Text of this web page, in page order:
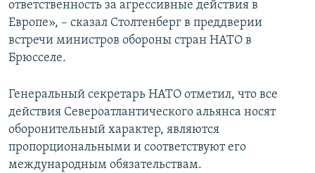
ответственность за агрессивные действия в
Европе», – сказал Столтенберг в преддверии
встречи министров обороны стран НАТО в
Брюсселе.
Генеральный секретарь НАТО отметил, что все
действия Североатлантического альянса носят
оборонительный характер, являются
пропорциональными и соответствуют его
международным обязательствам.